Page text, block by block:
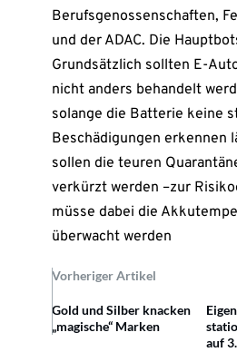
Berufsgenossenschaften,
und der ADAC. Die
Grundsätzlich sollten E-
nicht anders behandelt
solange die Batterie keine
Beschädigungen erkennen
sollen die teuren
verkürzt werden –zur
müsse dabei die
überwacht werden
Vorheriger Artikel
Gold und Silber knacken
„magische“ Marken
auf